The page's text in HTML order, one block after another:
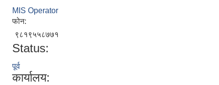
MIS Operator
फोन:
९८१९५५८७७१
Status:
पूर्व
कार्यालय: